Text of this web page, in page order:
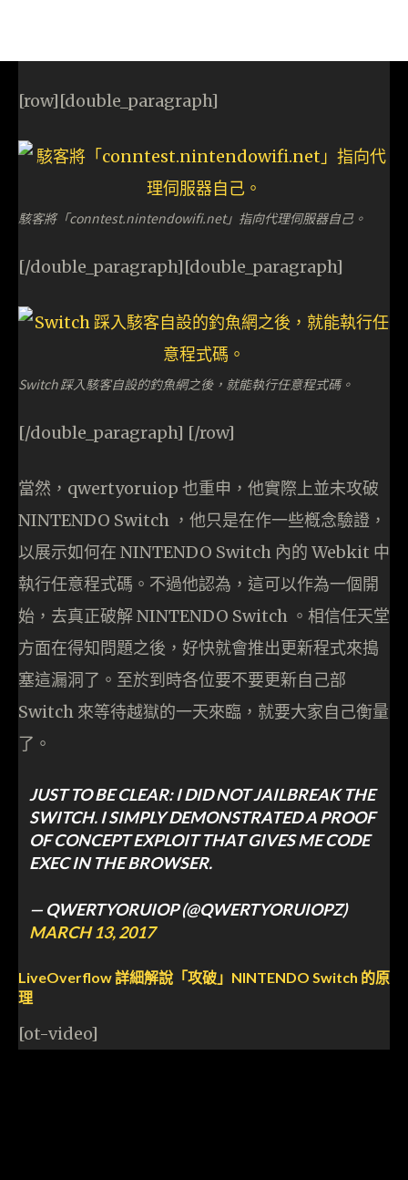
[row][double_paragraph]
駭客將「conntest.nintendowifi.net」指向代理伺服器自己。
[/double_paragraph][double_paragraph]
Switch 踩入駭客自設的釣魚網之後，就能執行任意程式碼。
[/double_paragraph] [/row]
當然，qwertyoruiop‏ 也重申，他實際上並未攻破
NINTENDO Switch ，他只是在作一些槪念驗證，
以展示如何在 NINTENDO Switch 內的 Webkit 中
執行任意程式碼。不過他認為，這可以作為一個開
始，去真正破解 NINTENDO Switch 。相信任天堂
方面在得知問題之後，好快就會推出更新程式來搗
塞這漏洞了。至於到時各位要不要更新自己部
Switch 來等待越獄的一天來臨，就要大家自己衡量
了。
JUST TO BE CLEAR: I DID NOT JAILBREAK THE
SWITCH. I SIMPLY DEMONSTRATED A PROOF
OF CONCEPT EXPLOIT THAT GIVES ME CODE
EXEC IN THE BROWSER.
— QWERTYORUIOP (@QWERTYORUIOPZ)
MARCH 13, 2017
LiveOverflow 詳細解說「攻破」NINTENDO Switch 的原
理
[ot-video]